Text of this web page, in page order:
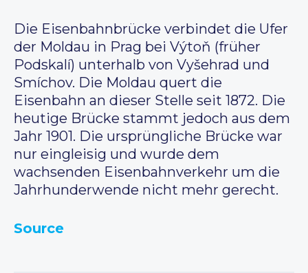
Die Eisenbahnbrücke verbindet die Ufer
der Moldau in Prag bei Výtoň (früher
Podskalí) unterhalb von Vyšehrad und
Smíchov. Die Moldau quert die
Eisenbahn an dieser Stelle seit 1872. Die
heutige Brücke stammt jedoch aus dem
Jahr 1901. Die ursprüngliche Brücke war
nur eingleisig und wurde dem
wachsenden Eisenbahnverkehr um die
Jahrhunderwende nicht mehr gerecht.
Source